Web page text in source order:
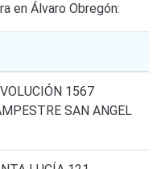
en Álvaro Obregón:
1567
SAN ANGEL